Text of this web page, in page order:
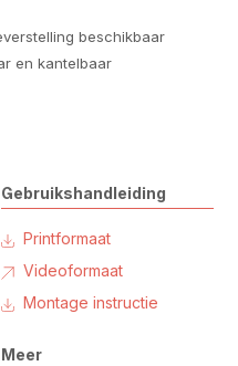
beschikbaar
en kantelbaar
Gebruikshandleiding
Printformaat
Videoformaat
Montage instructie
Meer